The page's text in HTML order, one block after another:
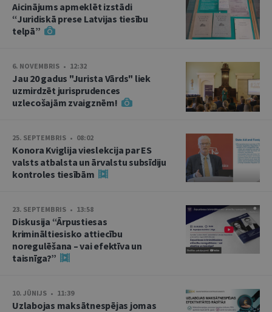
Aicinājums apmeklēt izstādi
“Juridiskā prese Latvijas tiesību
telpā”
6. NOVEMBRIS • 12:32
Jau 20 gadus "Jurista Vārds" liek
uzmirdzēt jurisprudences
uzlecošajām zvaigznēm!
25. SEPTEMBRIS • 08:02
Konora Kviglija vieslekcija par ES
valsts atbalsta un ārvalstu subsīdiju
kontroles tiesībām
23. SEPTEMBRIS • 13:58
Diskusija “Ārpustiesas
krimināltiesisko attiecību
noregulēšana – vai efektīva un
taisnīga?”
10. JŪNIJS • 11:39
Uzlabojas maksātnespējas jomas